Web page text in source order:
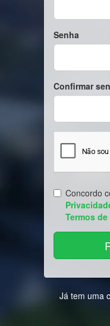
Senha
Confirmar
Concordo
Termos de
Já tem uma